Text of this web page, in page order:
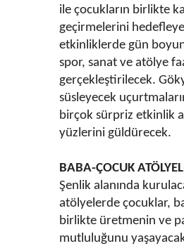
ile çocukların birlikte
geçirmelerini
etkinliklerde gün
spor, sanat ve atölye
gerçekleştirilecek.
süsleyecek
birçok sürpriz etkinlik
yüzlerini güldürecek.
BABA-ÇOCUK
Şenlik alanında
atölyelerde çocuklar,
birlikte üretmenin ve
mutluluğunu